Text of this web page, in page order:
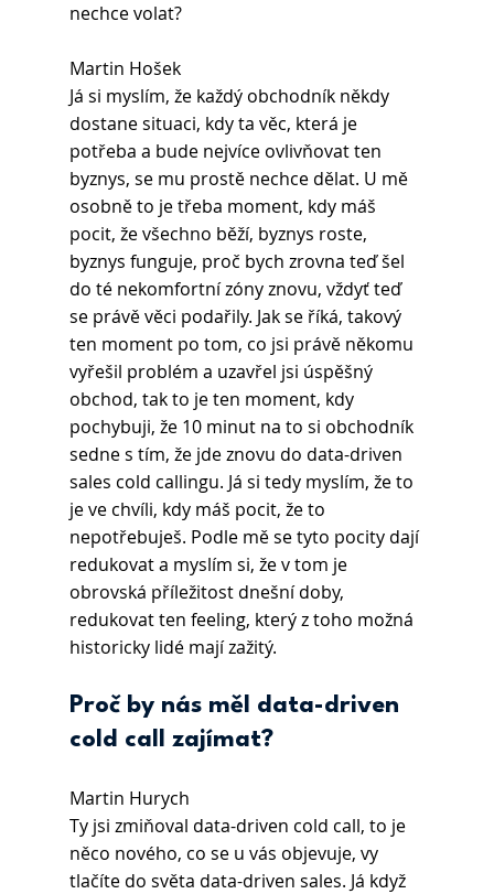
nechce volat?
Martin Hošek
Já si myslím, že každý obchodník někdy
dostane situaci, kdy ta věc, která je
potřeba a bude nejvíce ovlivňovat ten
byznys, se mu prostě nechce dělat. U mě
osobně to je třeba moment, kdy máš
pocit, že všechno běží, byznys roste,
byznys funguje, proč bych zrovna teď šel
do té nekomfortní zóny znovu, vždyť teď
se právě věci podařily. Jak se říká, takový
ten moment po tom, co jsi právě někomu
vyřešil problém a uzavřel jsi úspěšný
obchod, tak to je ten moment, kdy
pochybuji, že 10 minut na to si obchodník
sedne s tím, že jde znovu do data-driven
sales cold callingu. Já si tedy myslím, že to
je ve chvíli, kdy máš pocit, že to
nepotřebuješ. Podle mě se tyto pocity dají
redukovat a myslím si, že v tom je
obrovská příležitost dnešní doby,
redukovat ten feeling, který z toho možná
historicky lidé mají zažitý.
Proč by nás měl data-driven
cold call zajímat?
Martin Hurych
Ty jsi zmiňoval data-driven cold call, to je
něco nového, co se u vás objevuje, vy
tlačíte do světa data-driven sales. Já když